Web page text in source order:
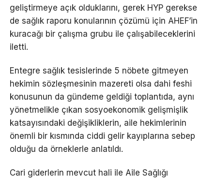
geliştirmeye açık olduklarını, gerek HYP gerekse
de sağlık raporu konularının çözümü için AHEF’in
kuracağı bir çalışma grubu ile çalışabileceklerini
iletti.
Entegre sağlık tesislerinde 5 nöbete gitmeyen
hekimin sözleşmesinin mazereti olsa dahi feshi
konusunun da gündeme geldiği toplantıda, aynı
yönetmelikle çıkan sosyoekonomik gelişmişlik
katsayısındaki değişikliklerin, aile hekimlerinin
önemli bir kısmında ciddi gelir kayıplarına sebep
olduğu da örneklerle anlatıldı.
Cari giderlerin mevcut hali ile Aile Sağlığı